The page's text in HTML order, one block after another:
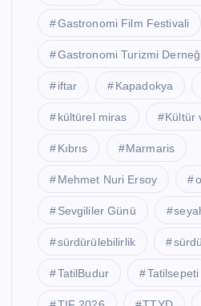
Gastronomi Film Festivali
Gastronomi Turizmi
iftar Kapadokya
kültürel miras Kültür
Kıbrıs Marmaris
Mehmet Nuri Ersoy
Sevgililer Günü
sürdürülebilirlik
TatilBudur Tatilsepeti